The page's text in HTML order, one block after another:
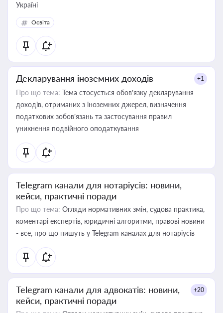
Україні
Освіта
Декларування іноземних доходів +1
Про що тема: Тема стосується обов’язку декларування
доходів, отриманих з іноземних джерел, визначення
податкових зобов’язань та застосування правил
уникнення подвійного оподаткування
Telegram канали для нотаріусів: новини,
кейси, практичні поради
Про що тема: Огляди нормативних змін, судова практика,
коментарі експертів, юридичні алгоритми, правові новини
- все, про що пишуть у Telegram каналах для нотаріусів
Telegram канали для адвокатів: новини,
кейси, практичні поради
+20